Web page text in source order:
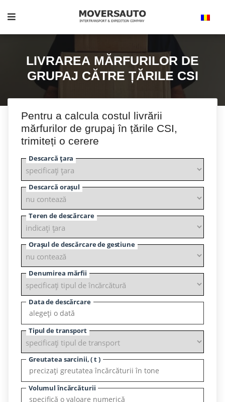
LIVRAREA MĂRFURILOR DE
GRUPAJ CĂTRE ȚĂRILE CSI
Pentru a calcula costul livrării
mărfurilor de grupaj în țările CSI,
trimiteți o cerere
Descarcă țara
Descarcă orașul
Teren de descărcare
Orașul de descărcare de gestiune
Denumirea mărfii
Data de descărcare
Tipul de transport
Greutatea sarcinii, ( t )
Volumul încărcăturii